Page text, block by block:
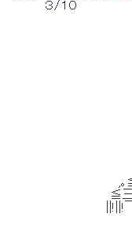
３/１０
,
!
!
.......
／
/､
,｡≦＼
,｡≦三三
≦三三ﾆ/ :
||!||!￣ﾗﾌ" : /
∥ ::/: :／!: